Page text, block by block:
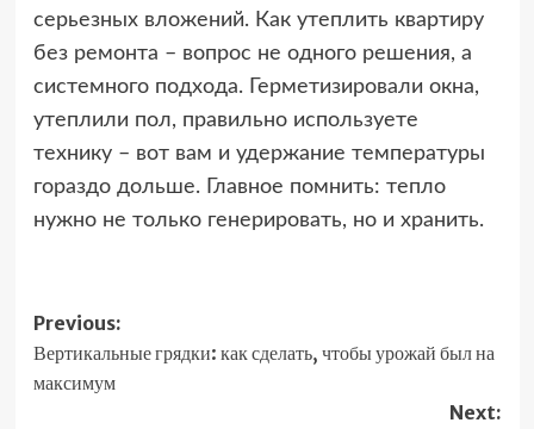
серьезных вложений. Как утеплить квартиру
без ремонта – вопрос не одного решения, а
системного подхода. Герметизировали окна,
утеплили пол, правильно используете
технику – вот вам и удержание температуры
гораздо дольше. Главное помнить: тепло
нужно не только генерировать, но и хранить.
Post
navigation
Previous:
Вертикальные грядки: как сделать, чтобы урожай был на
максимум
Next: